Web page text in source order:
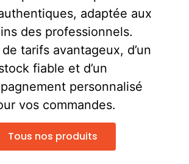
adaptée aux
des professionnels.
tarifs avantageux, d’un
fiable et d’un
personnalisé
vos commandes.
Tous nos produits